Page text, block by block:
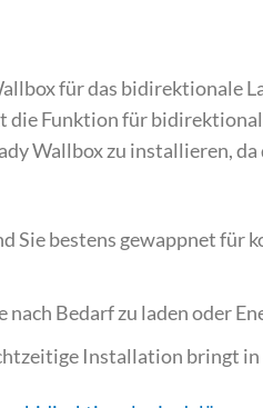
für das bidirektionale
die Funktion für
Wallbox zu installieren,
Sie bestens gewappnet für
nach Bedarf zu laden oder
Installation bringt